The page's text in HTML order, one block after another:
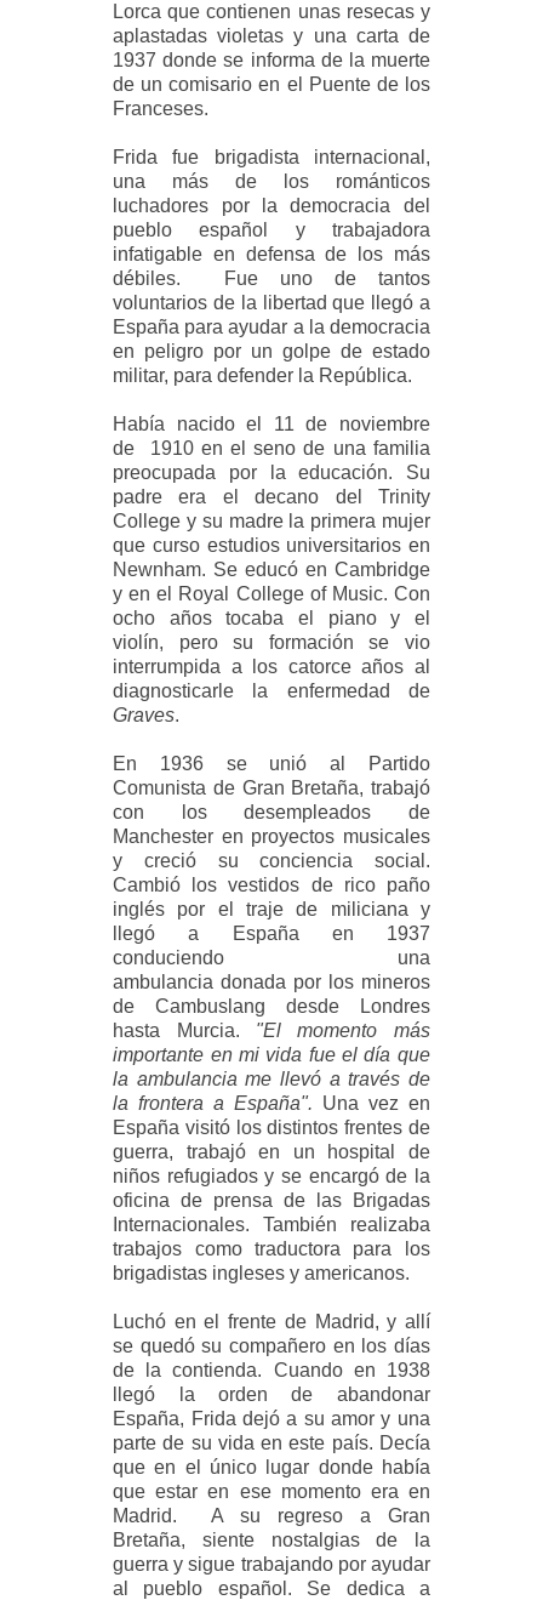
Lorca que contienen unas resecas y
aplastadas violetas y una carta de
1937 donde se informa de la muerte
de un comisario en el Puente de los
Franceses.
Frida fue brigadista internacional,
una más de los románticos
luchadores por la democracia del
pueblo español y trabajadora
infatigable en defensa de los más
débiles. Fue uno de tantos
voluntarios de la libertad que llegó a
España para ayudar a la democracia
en peligro por un golpe de estado
militar, para defender la República.
Había nacido el 11 de noviembre
de 1910 en el seno de una familia
preocupada por la educación. Su
padre era el decano del Trinity
College y su madre la primera mujer
que curso estudios universitarios en
Newnham. Se educó en Cambridge
y en el Royal College of Music. Con
ocho años tocaba el piano y el
violín, pero su formación se vio
interrumpida a los catorce años al
diagnosticarle la enfermedad de
Graves.
En 1936 se unió al Partido
Comunista de Gran Bretaña, trabajó
con los desempleados de
Manchester en proyectos musicales
y creció su conciencia social.
Cambió los vestidos de rico paño
inglés por el traje de miliciana y
llegó a España en 1937
conduciendo una
ambulancia donada por los mineros
de Cambuslang desde Londres
hasta Murcia. "El momento más
importante en mi vida fue el día que
la ambulancia me llevó a través de
la frontera a España". Una vez en
España visitó los distintos frentes de
guerra, trabajó en un hospital de
niños refugiados y se encargó de la
oficina de prensa de las Brigadas
Internacionales. También realizaba
trabajos como traductora para los
brigadistas ingleses y americanos.
Luchó en el frente de Madrid, y allí
se quedó su compañero en los días
de la contienda. Cuando en 1938
llegó la orden de abandonar
España, Frida dejó a su amor y una
parte de su vida en este país. Decía
que en el único lugar donde había
que estar en ese momento era en
Madrid. A su regreso a Gran
Bretaña, siente nostalgias de la
guerra y sigue trabajando por ayudar
al pueblo español. Se dedica a